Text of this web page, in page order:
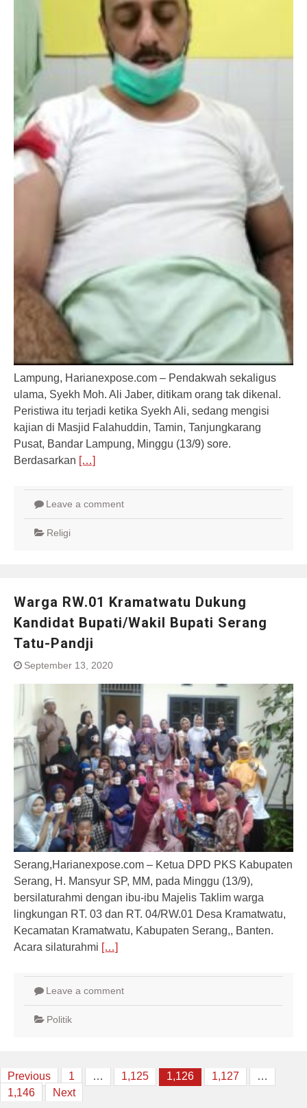
Lampung, Harianexpose.com – Pendakwah sekaligus
ulama, Syekh Moh. Ali Jaber, ditikam orang tak dikenal.
Peristiwa itu terjadi ketika Syekh Ali, sedang mengisi
kajian di Masjid Falahuddin, Tamin, Tanjungkarang
Pusat, Bandar Lampung, Minggu (13/9) sore.
Berdasarkan […]
Leave a comment
Religi
Warga RW.01 Kramatwatu Dukung
Kandidat Bupati/Wakil Bupati Serang
Tatu-Pandji
September 13, 2020
Serang,Harianexpose.com – Ketua DPD PKS Kabupaten
Serang, H. Mansyur SP, MM, pada Minggu (13/9),
bersilaturahmi dengan ibu-ibu Majelis Taklim warga
lingkungan RT. 03 dan RT. 04/RW.01 Desa Kramatwatu,
Kecamatan Kramatwatu, Kabupaten Serang,, Banten.
Acara silaturahmi […]
Leave a comment
Politik
Posts
navigation
Previous 1 … 1,125 1,126 1,127
…
1,146
Next